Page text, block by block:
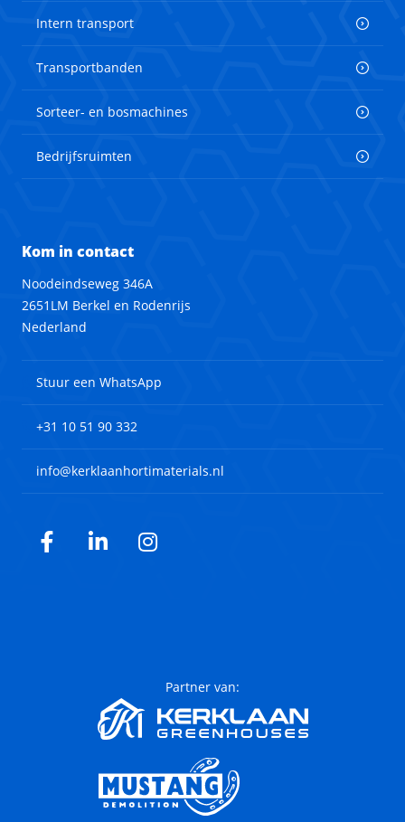
Intern transport
Transportbanden
Sorteer- en bosmachines
Bedrijfsruimten
Kom in contact
Noodeindseweg 346A
2651LM Berkel en Rodenrijs
Nederland
Stuur een WhatsApp
+31 10 51 90 332
info@kerklaanhortimaterials.nl
Facebook
LinkedInInstagram
Partner van: